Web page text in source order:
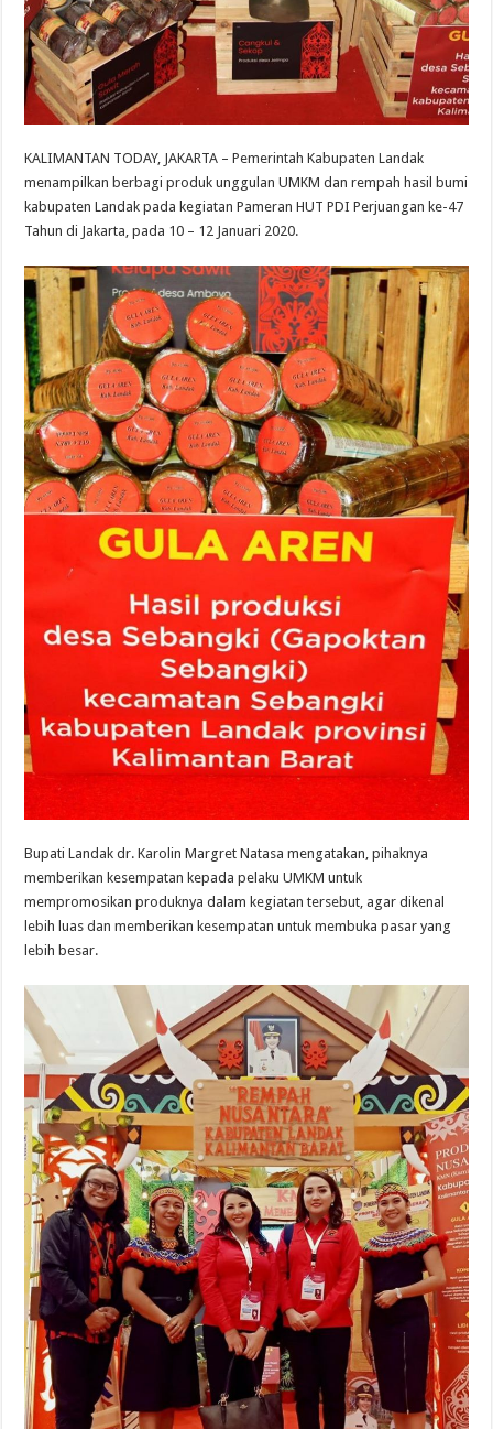
KALIMANTAN TODAY, JAKARTA – Pemerintah Kabupaten Landak
menampilkan berbagi produk unggulan UMKM dan rempah hasil bumi
kabupaten Landak pada kegiatan Pameran HUT PDI Perjuangan ke-47
Tahun di Jakarta, pada 10 – 12 Januari 2020.
Bupati Landak dr. Karolin Margret Natasa mengatakan, pihaknya
memberikan kesempatan kepada pelaku UMKM untuk
mempromosikan produknya dalam kegiatan tersebut, agar dikenal
lebih luas dan memberikan kesempatan untuk membuka pasar yang
lebih besar.